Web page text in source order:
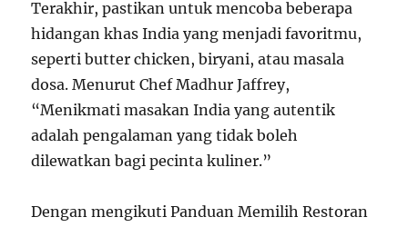
Terakhir, pastikan untuk mencoba beberapa
hidangan khas India yang menjadi favoritmu,
seperti butter chicken, biryani, atau masala
dosa. Menurut Chef Madhur Jaffrey,
“Menikmati masakan India yang autentik
adalah pengalaman yang tidak boleh
dilewatkan bagi pecinta kuliner.”
Dengan mengikuti Panduan Memilih Restoran